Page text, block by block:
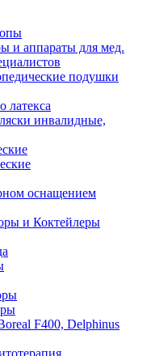
и аппараты для мед.
подушки
латекса
инвалидные,
оснащением
и Коктейлеры
F400, Delphinus